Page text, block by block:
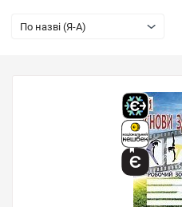
По назві (Я-А)